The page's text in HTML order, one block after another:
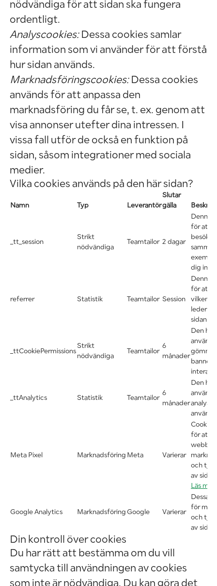
nödvändiga för att sidan ska fungera
ordentligt.
Analyscookies:Dessa cookies samlar
information som vi använder för att förstå
hur sidan används.
Marknadsföringscookies:Dessa cookies
används för att anpassa den
marknadsföring du får se, t. ex. genom att
visa annonser utefter dina intressen. I
vissa fall utför de också en funktion på
sidan, såsom integrationer med sociala
medier.
Vilka cookies används på den här sidan?
Namn Typ Leverantör
Slutar
gälla
_tt_session
Strikt
nödvändiga
Teamtailor 2 dagar
Denna
för att
dig
referrer Statistik Teamtailor Session
Denna
för att
vilken
leder
sidan.
_ttCookiePermissions
Strikt
nödvändiga
Teamtailor
6
månader
Den
_ttAnalytics Statistik Teamtailor
6
månader
Den
Meta Pixel Marknadsföring Meta Varierar
för att
och
av
Läs mer
Google Analytics MarknadsföringGoogle Varierar
Dessa
för
och
av
Din kontroll över cookies
Du har rätt att bestämma om du vill
samtycka till användningen av cookies
som inte är nödvändiga. Du kan göra det